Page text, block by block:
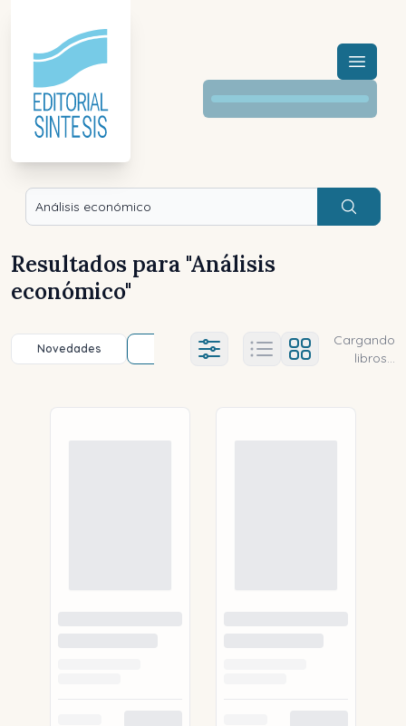
Menú
Buscar
Resultados para "Análisis
económico"
Novedades Título (a-z) Título (z-a)
Ajustes abierto
Cargando
libros...